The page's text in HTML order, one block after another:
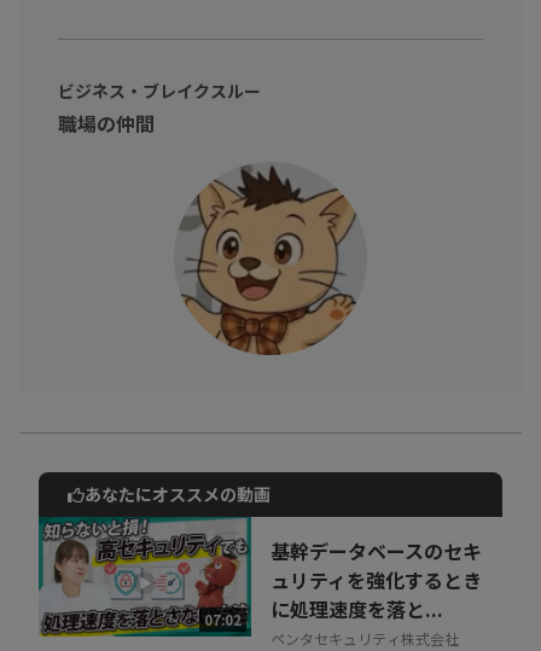
キュリティ」をわかりやすく解説。
「自社の情報が裏で売買されていないか不安がある」「万が一の
際の対外説明に自信がない」という方は、ぜひご覧ください！
※動画内のデータや実数、所属・肩書は撮影当時のものです
ビジネス・ブレイクスルー
職場の仲間
動画でご紹介しているサービスについて
お気軽にご相談・ご質問いただけます！
30秒でお申し込み可能
相談を希望する 無料
あなたにオススメの動画
07:02
基幹データベースのセキ
ュリティを強化するとき
に処理速度を落と...
ペンタセキュリティ株式会社